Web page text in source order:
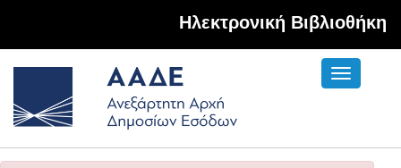
Hλεκτρονική Βιβλιοθήκη
Toggle